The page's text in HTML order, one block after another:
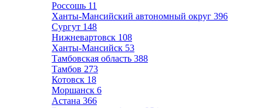
Россошь 11
Ханты-Мансийский автономный округ 396
Сургут 148
Нижневартовск 108
Ханты-Мансийск 53
Тамбовская область 388
Тамбов 273
Котовск 18
Моршанск 6
Астана 366